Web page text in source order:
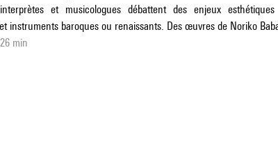
interprètes et musicologues débattent des enjeux
instruments baroques ou renaissants. Des œuvres de Noriko
min